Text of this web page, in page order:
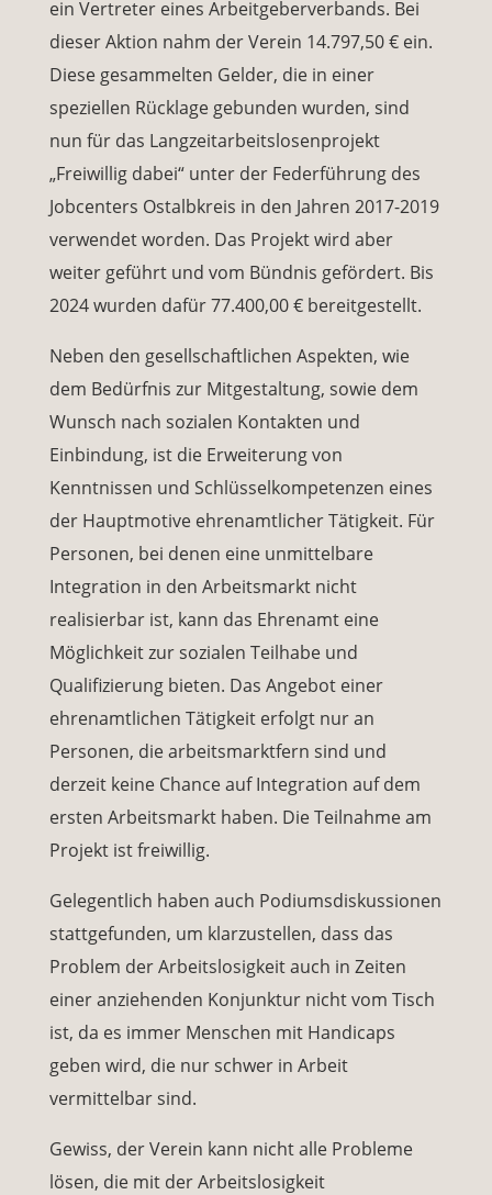
ein Vertreter eines Arbeitgeberverbands. Bei
dieser Aktion nahm der Verein 14.797,50 € ein.
Diese gesammelten Gelder, die in einer
speziellen Rücklage gebunden wurden, sind
nun für das Langzeitarbeitslosenprojekt
„Freiwillig dabei“ unter der Federführung des
Jobcenters Ostalbkreis in den Jahren 2017-2019
verwendet worden. Das Projekt wird aber
weiter geführt und vom Bündnis gefördert. Bis
2024 wurden dafür 77.400,00 € bereitgestellt.
Neben den gesellschaftlichen Aspekten, wie
dem Bedürfnis zur Mitgestaltung, sowie dem
Wunsch nach sozialen Kontakten und
Einbindung, ist die Erweiterung von
Kenntnissen und Schlüsselkompetenzen eines
der Hauptmotive ehrenamtlicher Tätigkeit. Für
Personen, bei denen eine unmittelbare
Integration in den Arbeitsmarkt nicht
realisierbar ist, kann das Ehrenamt eine
Möglichkeit zur sozialen Teilhabe und
Qualifizierung bieten. Das Angebot einer
ehrenamtlichen Tätigkeit erfolgt nur an
Personen, die arbeitsmarktfern sind und
derzeit keine Chance auf Integration auf dem
ersten Arbeitsmarkt haben. Die Teilnahme am
Projekt ist freiwillig.
Gelegentlich haben auch Podiumsdiskussionen
stattgefunden, um klarzustellen, dass das
Problem der Arbeitslosigkeit auch in Zeiten
einer anziehenden Konjunktur nicht vom Tisch
ist, da es immer Menschen mit Handicaps
geben wird, die nur schwer in Arbeit
vermittelbar sind.
Gewiss, der Verein kann nicht alle Probleme
lösen, die mit der Arbeitslosigkeit